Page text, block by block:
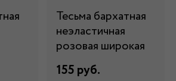
Тесьма бархатная
неэластичная
розовая широкая
155 руб.